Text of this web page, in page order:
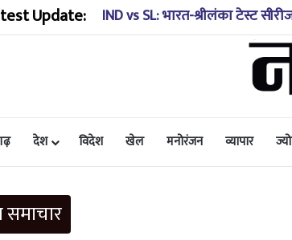
Update: IND vs SL: भारत-श्रीलंका टेस्ट
देश विदेश खेल मनोरंजन व्यापार